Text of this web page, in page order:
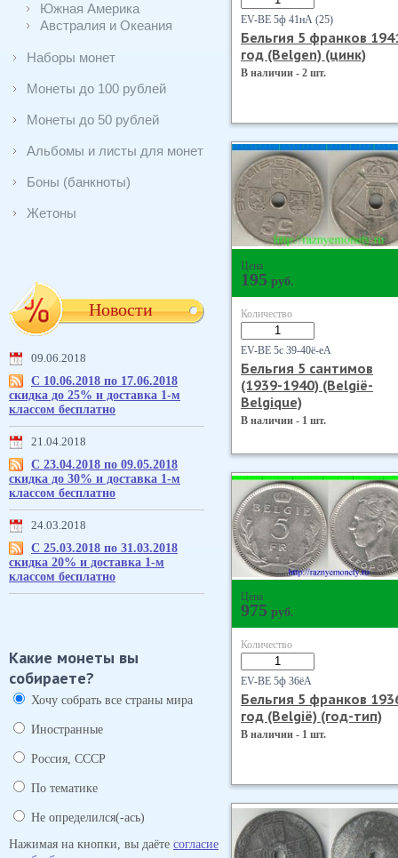
Южная Америка
Австралия и Океания
Наборы монет
Монеты до 100 рублей
Монеты до 50 рублей
Альбомы и листы для монет
Боны (банкноты)
Жетоны
Новости
09.06.2018
С 10.06.2018 по 17.06.2018
скидка до 25% и доставка 1-м
классом бесплатно
21.04.2018
С 23.04.2018 по 09.05.2018
скидка до 30% и доставка 1-м
классом бесплатно
24.03.2018
С 25.03.2018 по 31.03.2018
скидка 20% и доставка 1-м
классом бесплатно
Какие монеты вы
собираете?
Хочу собрать все страны мира
Иностранные
Россия, СССР
По тематике
Не определился(-ась)
Нажимая на кнопки, вы даёте согласие
EV-BE 5ф 41нА (25)
Бельгия 5 франков
год (Belgen) (цинк)
В наличии - 2 шт.
Цена
195 руб.
Количество
EV-BE 5с 39-40ё-еА
Бельгия 5 сантимов
(1939-1940) (Belgiё-
Belgique)
В наличии - 1 шт.
Цена
975 руб.
Количество
EV-BE 5ф 36ёА
Бельгия 5 франков
год (Belgiё) (год-тип)
В наличии - 1 шт.